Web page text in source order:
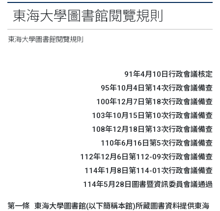
東海大學圖書館閱覽規則
東海大學圖書館閱覽規則
91年4月10日行政會議核定
95年10月4日第14次行政會議備查
100年12月7日第18次行政會議備查
103年10月15日第10次行政會議備查
108年12月18日第13次行政會議備查
110年6月16日第5次行政會議備查
112年12月6日第112-09次行政會議備查
114年1月8日第114-01次行政會議備查
114年5月28日圖書暨資訊委員會議通過
第一條 東海大學圖書館(以下簡稱本館)所藏圖書資料提供東海